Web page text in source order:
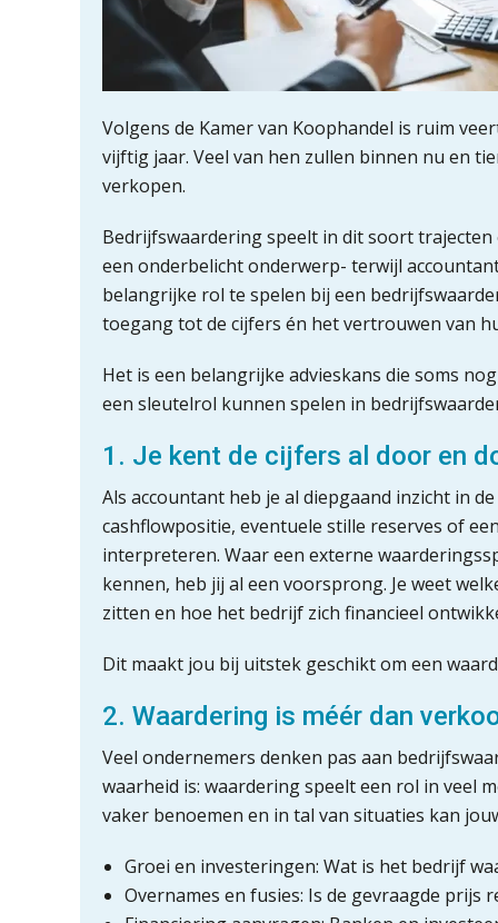
Volgens de Kamer van Koophandel is ruim
vijftig jaar. Veel van hen zullen binnen nu en
verkopen.
Bedrijfswaardering speelt in dit soort
een onderbelicht onderwerp- terwijl
belangrijke rol te spelen bij een
toegang tot de cijfers én het vertrouwen van
Het is een belangrijke advieskans die soms
een sleutelrol kunnen spelen in
1. Je kent de cijfers al door en
Als accountant heb je al diepgaand inzicht in
cashflowpositie, eventuele stille reserves of
interpreteren. Waar een externe
kennen, heb jij al een voorsprong. Je weet
zitten en hoe het bedrijf zich financieel
Dit maakt jou bij uitstek geschikt om een
2. Waardering is méér dan
Veel ondernemers denken pas aan
waarheid is: waardering speelt een rol in veel
vaker benoemen en in tal van situaties kan
Groei en investeringen: Wat is het bedrijf
Overnames en fusies: Is de gevraagde prijs